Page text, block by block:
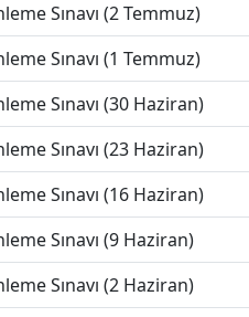
Sınavı (2 Temmuz)
Sınavı (1 Temmuz)
Sınavı (30 Haziran)
Sınavı (23 Haziran)
Sınavı (16 Haziran)
Sınavı (9 Haziran)
Sınavı (2 Haziran)